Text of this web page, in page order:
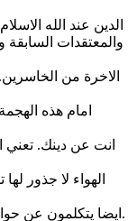
الدين عند الله
والمعتقدات السابقة
الاخرة من
امام هذه
انت عن دينك. تعني
الهواء لا جذور
ايضا يتكلمون عن حوار الاديان. حوار الاديان. تعالوا من التحاور.